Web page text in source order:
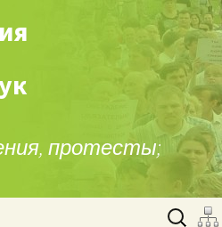
протесты;
Найти: